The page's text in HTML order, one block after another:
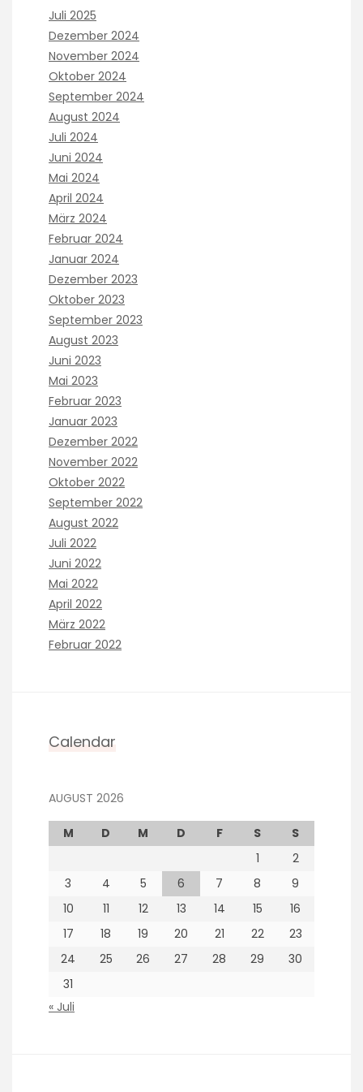
Juli 2025
Dezember 2024
November 2024
Oktober 2024
September 2024
August 2024
Juli 2024
Juni 2024
Mai 2024
April 2024
März 2024
Februar 2024
Januar 2024
Dezember 2023
Oktober 2023
September 2023
August 2023
Juni 2023
Mai 2023
Februar 2023
Januar 2023
Dezember 2022
November 2022
Oktober 2022
September 2022
August 2022
Juli 2022
Juni 2022
Mai 2022
April 2022
März 2022
Februar 2022
Calendar
AUGUST 2026
M D M D F S
S
1
2
3
4 5 6 7 8
9
10
11 12 13 14 15
16
17
18 19 20 21 22
23
24
25 26 27 28 29
30
31
« Juli